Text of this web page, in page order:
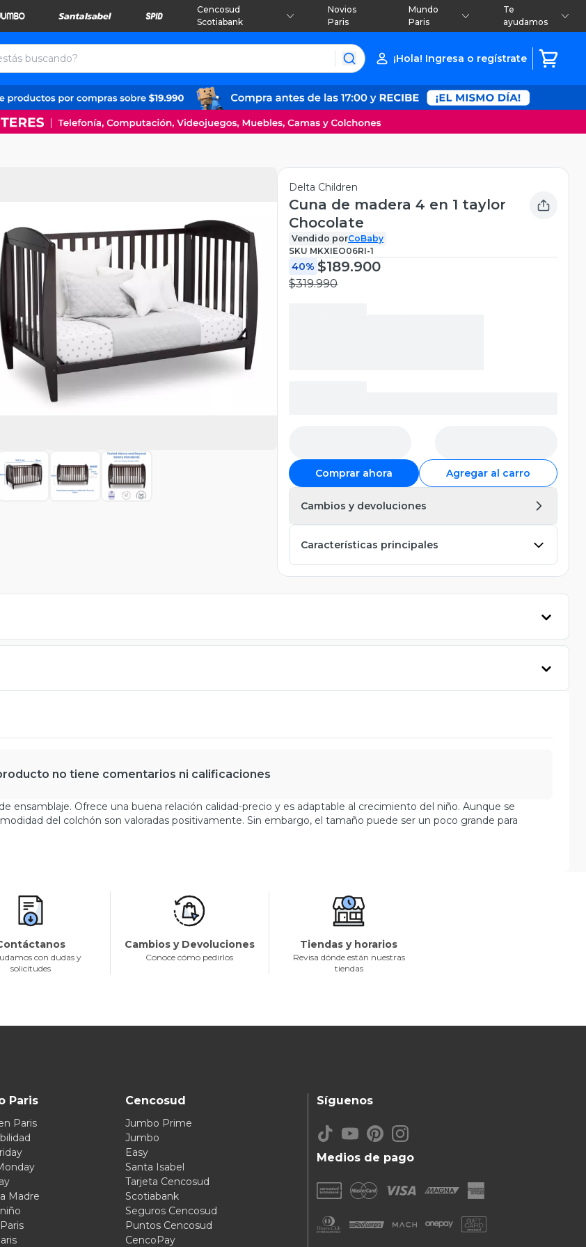
Cencosud
Scotiabank
Novios
Paris
Mundo
Paris
Te
ayudamos
¡Hola! Ingresa o regístrate
Delta Children
Cuna de madera 4 en 1 taylor
Chocolate
Vendido porCoBaby
SKU MKXIEO06RI-1
40% $189.900
$319.990
Comprar ahora Agregar al carro
Cambios y devoluciones
Características principales
no tiene comentarios ni calificaciones
ensamblaje. Ofrece una buena relación calidad-precio y es adaptable al crecimiento del niño. Aunque se
del colchón son valoradas positivamente. Sin embargo, el tamaño puede ser un poco grande para
con dudas y
solicitudes
Cambios y Devoluciones
Conoce cómo pedirlos
Tiendas y horarios
Revisa dónde están nuestras
tiendas
Paris
Paris
Madre
Cencosud
Jumbo Prime
Jumbo
Easy
Santa Isabel
Tarjeta Cencosud
Scotiabank
Seguros Cencosud
Puntos Cencosud
CencoPay
Medios de pago
Síguenos